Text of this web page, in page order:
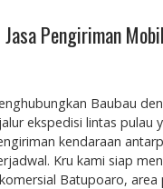
Jasa Pengiriman
Baubau
jalur ekspedisi lintas pulau
kendaraan
Kru kami siap
komersial Batupoaro, area